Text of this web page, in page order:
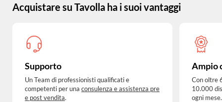
Acquistare su Tavolla ha i suoi vantaggi
Supporto
Un Team di professionisti qualificati e
competenti per una consulenza e assistenza pre
e post vendita.
Ampio
Con oltre
10.000
ogni mese.